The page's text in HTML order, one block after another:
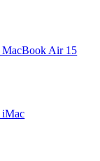
MacBook Air 15
iMac